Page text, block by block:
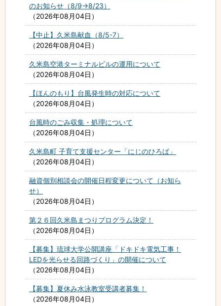
のお知らせ（8/9→8/23）
2026年08月04日
【中止】久米島献血（8/5-7）
2026年08月04日
久米島空港ターミナルビルの運用について
2026年08月04日
【ほんのもり】台風発生時の対応について
2026年08月04日
台風時のごみ収集・処理について
2026年08月04日
久米島町 子育て支援センター「にじのひろば」
2026年08月04日
融資個別相談会の開催日程変更について（お知ら
せ）
2026年08月04日
第２６回久米島まつりプログラム決定！
2026年08月04日
【募集】琉球大学公開講座「ドキドキ電気工事！
LEDを光らせる回路づくり」の開催について
2026年08月04日
【募集】夏休み水泳教室受講者募集！
2026年08月04日